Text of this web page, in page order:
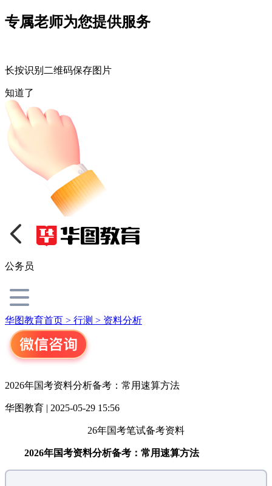
专属老师为您提供服务
长按识别二维码保存图片
知道了
公务员
华图教育首页 > 行测 > 资料分析
2026年国考资料分析备考：常用速算方法
华图教育 | 2025-05-29 15:56
26年国考笔试备考资料
2026年国考资料分析备考：常用速算方法